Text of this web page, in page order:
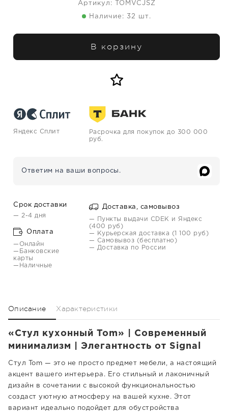
Артикул: TOMVCJSZ
Наличие: 32 шт.
В корзину
Яндекс Сплит
Расрочка для покупок до 300 000
руб.
Ответим на ваши вопросы.
Срок доставки
— 2-4 дня
Оплата
—Онлайн
—Банковские
карты
—Наличные
Доставка, самовывоз
— Пункты выдачи CDEK и Яндекс
(400 руб)
— Курьерская доставка (1 100 руб)
— Самовывоз (бесплатно)
— Доставка по России
Описание Характеристики
«Стул кухонный Tom» | Современный
минимализм | Элегантность от Signal
Стул Tom — это не просто предмет мебели, а настоящий
акцент вашего интерьера. Его стильный и лаконичный
дизайн в сочетании с высокой функциональностью
создаст уютную атмосферу на вашей кухне. Этот
вариант идеально подойдет для обустройства